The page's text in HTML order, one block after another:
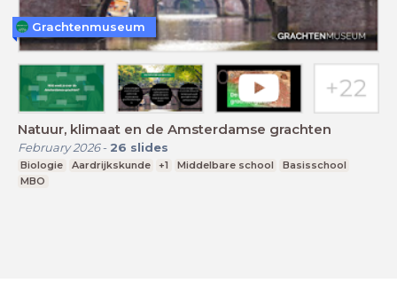
Natuur, klimaat en de Amsterdamse grachten
February 2026- 26 slides
Biologie Aardrijkskunde +1 Middelbare school
Basisschool
MBO
Grachtenmuseum